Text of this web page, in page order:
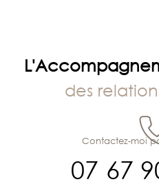
des
07 67
Contactez-moi